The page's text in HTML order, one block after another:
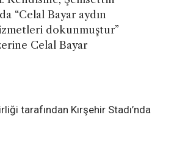
“Celal Bayar aydın
dokunmuştur”
Celal Bayar
tarafından Kırşehir Stadı’nda